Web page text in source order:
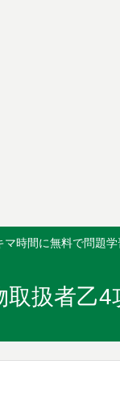
マ時間に無料で問題
取扱者乙4